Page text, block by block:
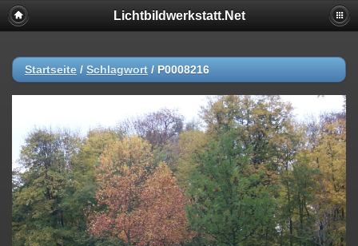
Lichtbildwerkstatt.Net
Startseite / Schlagwort / P0008216